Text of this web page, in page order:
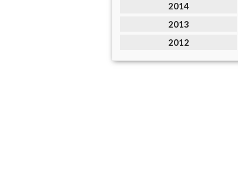
2014
2013
2012